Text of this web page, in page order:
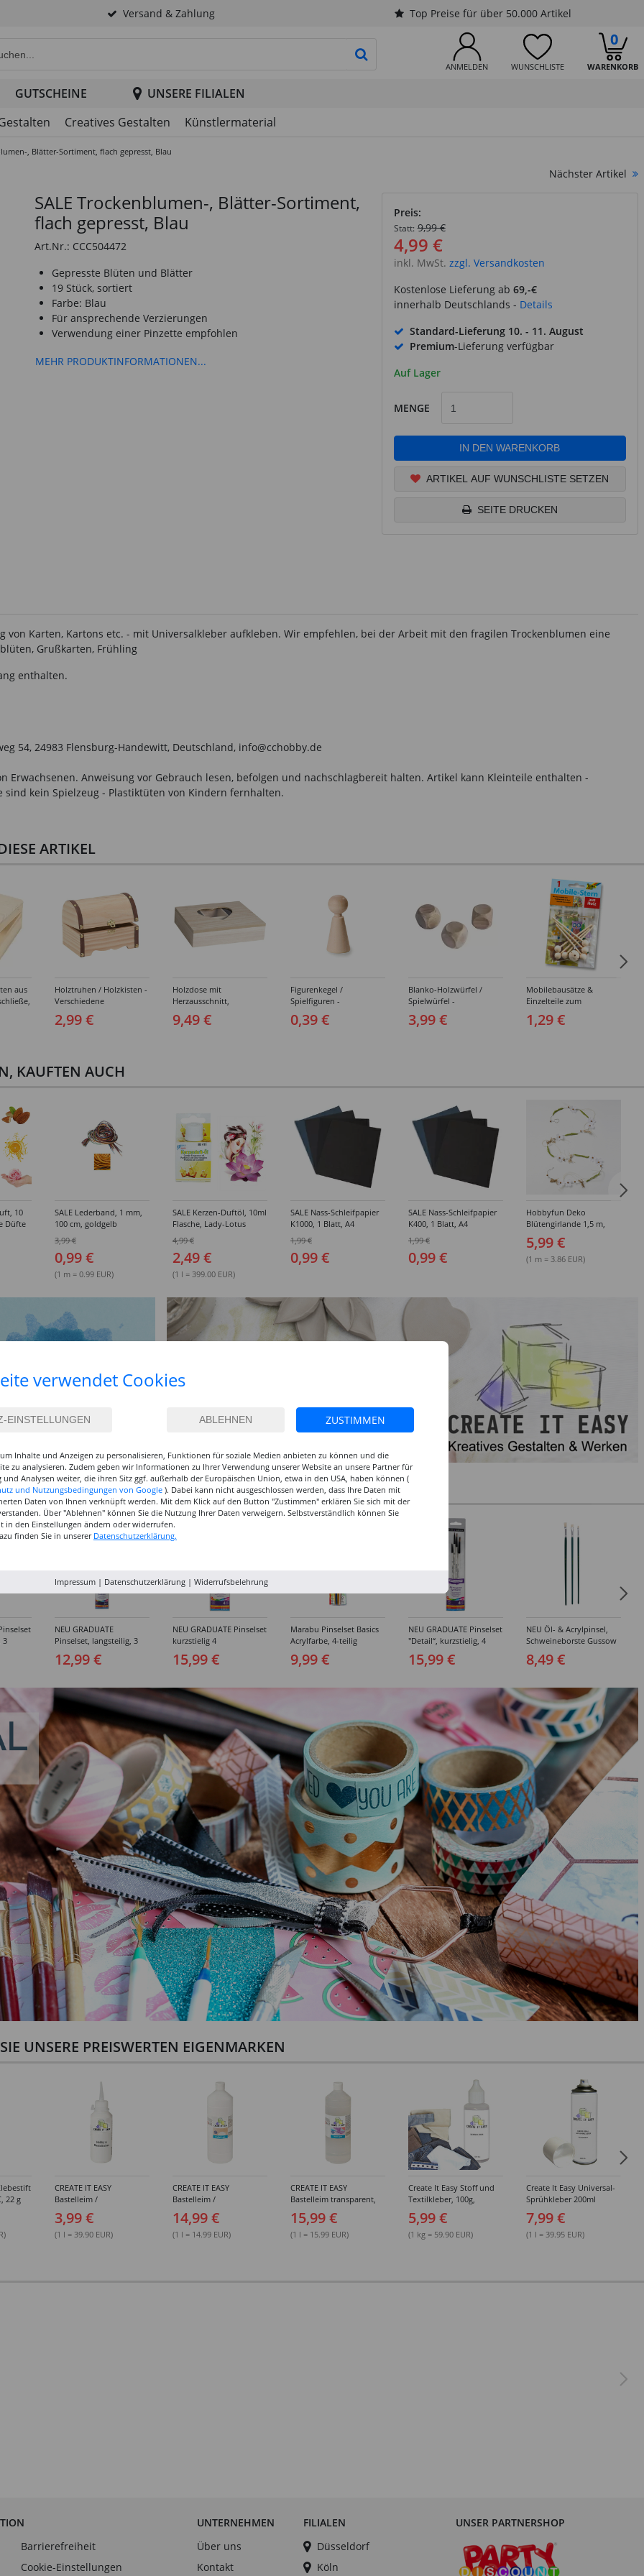
Versand & Zahlung Top Preise für über 50.000 Artikel
ANMELDEN WUNSCHLISTE WARENKORB
0
PRODUKTSUCHE STARTEN
GUTSCHEINE
UNSERE FILIALEN
Creatives Gestalten Künstlermaterial
, Blätter-Sortiment, flach gepresst, Blau
Nächster Artikel
SALE Trockenblumen-, Blätter-Sortiment,
flach gepresst, Blau
Art.Nr.: CCC504472
Gepresste Blüten und Blätter
19 Stück, sortiert
Farbe: Blau
Für ansprechende Verzierungen
Verwendung einer Pinzette empfohlen
MEHR PRODUKTINFORMATIONEN...
Preis:
Statt: 9,99 €
4,99 €
inkl. MwSt. zzgl. Versandkosten
Kostenlose Lieferung ab 69,-€
innerhalb Deutschlands - Details
Standard-Lieferung 10. - 11. August
Premium-Lieferung verfügbar
Auf Lager
MENGE
IN DEN WARENKORB
ARTIKEL AUF WUNSCHLISTE SETZEN
SEITE DRUCKEN
von Karten, Kartons etc. - mit Universalkleber aufkleben. Wir empfehlen, bei der Arbeit mit den fragilen Trockenblumen eine
Grußkarten, Frühling
enthalten.
54, 24983 Flensburg-Handewitt, Deutschland, info@cchobby.de
Anweisung vor Gebrauch lesen, befolgen und nachschlagbereit halten. Artikel kann Kleinteile enthalten -
kein Spielzeug - Plastiktüten von Kindern fernhalten.
ARTIKEL
aus
Holztruhen / Holzkisten -
Verschiedene
Ausführungen
2,99 €
Holzdose mit
Herzausschnitt,
18x24x5,7cm
9,49 €
Figurenkegel /
Spielfiguren -
Verschiedene
Ausführungen
0,39 €
Blanko-Holzwürfel /
Spielwürfel -
Verschiedene Größen &
Sortierungen
3,99 €
Mobilebausätze &
Einzelteile zum
Selbstbasteln -
Verschiedene Artikel
1,29 €
KAUFTEN AUCH
10
Düfte
SALE Lederband, 1 mm,
100 cm, goldgelb
3,99 €
0,99 €
(1 m = 0.99 EUR)
SALE Kerzen-Duftöl, 10ml
Flasche, Lady-Lotus
4,99 €
2,49 €
(1 l = 399.00 EUR)
SALE Nass-Schleifpapier
K1000, 1 Blatt, A4
1,99 €
0,99 €
SALE Nass-Schleifpapier
K400, 1 Blatt, A4
1,99 €
0,99 €
Hobbyfun Deko
Blütengirlande 1,5 m,
Weiß
5,99 €
(1 m = 3.86 EUR)
3
NEU GRADUATE
Pinselset, langsteilig, 3
12,99 €
NEU GRADUATE Pinselset
kurzstielig 4
15,99 €
Marabu Pinselset Basics
Acrylfarbe, 4-teilig
9,99 €
NEU GRADUATE Pinselset
"Detail“, kurzstielig, 4
15,99 €
NEU Öl- & Acrylpinsel,
Schweineborste Gussow
8,49 €
UNSERE PREISWERTEN EIGENMARKEN
22 g
CREATE IT EASY
Bastelleim /
Buchbinderleim, 100 ml
3,99 €
(1 l = 39.90 EUR)
CREATE IT EASY
Bastelleim /
Buchbinderleim, 1000 ml
14,99 €
(1 l = 14.99 EUR)
CREATE IT EASY
Bastelleim transparent,
ohne Lösungsmittel,
1000 ml
15,99 €
(1 l = 15.99 EUR)
Create It Easy Stoff und
Textilkleber, 100g,
Kunststoffflasche mit
Maldüse
5,99 €
(1 kg = 59.90 EUR)
Create It Easy Universal-
Sprühkleber 200ml
(permanent)
7,99 €
(1 l = 39.95 EUR)
Barrierefreiheit
Cookie-Einstellungen
UNTERNEHMEN
Über uns
Kontakt
FILIALEN
Düsseldorf
Köln
UNSER PARTNERSHOP
verwendet Cookies
ZUSTIMMEN
Inhalte und Anzeigen zu personalisieren, Funktionen für soziale Medien anbieten zu können und die
zu analysieren. Zudem geben wir Informationen zu Ihrer Verwendung unserer Website an unsere Partner für
und Analysen weiter, die ihren Sitz ggf. außerhalb der Europäischen Union, etwa in den USA, haben können (
und Nutzungsbedingungen von Google ). Dabei kann nicht ausgeschlossen werden, dass Ihre Daten mit
Daten von Ihnen verknüpft werden. Mit dem Klick auf den Button "Zustimmen" erklären Sie sich mit der
Über "Ablehnen" können Sie die Nutzung Ihrer Daten verweigern. Selbstverständlich können Sie
in den Einstellungen ändern oder widerrufen.
finden Sie in unserer Datenschutzerklärung.
Impressum| Datenschutzerklärung| Widerrufsbelehrung